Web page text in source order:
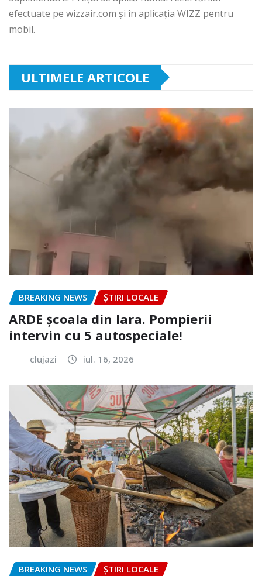
efectuate pe wizzair.com și în aplicația WIZZ pentru
mobil.
ULTIMELE ARTICOLE
BREAKING NEWS ȘTIRI LOCALE
ARDE școala din Iara. Pompierii
intervin cu 5 autospeciale!
clujazi iul. 16, 2026
BREAKING NEWS ȘTIRI LOCALE